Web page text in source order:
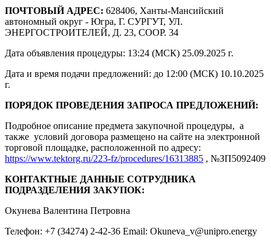
ПОЧТОВЫЙ АДРЕС: 628406, Ханты-Мансийский
автономный округ - Югра, Г. СУРГУТ, УЛ.
ЭНЕРГОСТРОИТЕЛЕЙ, Д. 23, СООР. 34
Дата объявления процедуры: 13:24 (МСК) 25.09.2025 г.
Дата и время подачи предложений: до 12:00 (МСК) 10.10.2025
г.
ПОРЯДОК ПРОВЕДЕНИЯ ЗАПРОСА ПРЕДЛОЖЕНИЙ:
Подробное описание предмета закупочной процедуры, а
также условий договора размещено на сайте на электронной
торговой площадке, расположенной по адресу:
https://www.tektorg.ru/223-fz/procedures/16313885 , №ЗП5092409
КОНТАКТНЫЕ ДАННЫЕ СОТРУДНИКА
ПОДРАЗДЕЛЕНИЯ ЗАКУПОК:
Окунева Валентина Петровна
Телефон: +7 (34274) 2-42-36 Email: Okuneva_v@unipro.energy